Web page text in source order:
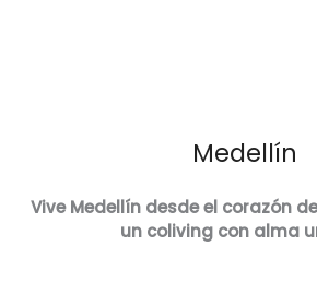
Medellín
Vive Medellín desde el corazón
un coliving con alma